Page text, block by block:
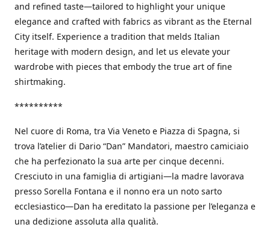
and refined taste—tailored to highlight your unique
elegance and crafted with fabrics as vibrant as the Eternal
City itself. Experience a tradition that melds Italian
heritage with modern design, and let us elevate your
wardrobe with pieces that embody the true art of fine
shirtmaking.
**********
Nel cuore di Roma, tra Via Veneto e Piazza di Spagna, si
trova l’atelier di Dario “Dan” Mandatori, maestro camiciaio
che ha perfezionato la sua arte per cinque decenni.
Cresciuto in una famiglia di artigiani—la madre lavorava
presso Sorella Fontana e il nonno era un noto sarto
ecclesiastico—Dan ha ereditato la passione per l’eleganza e
una dedizione assoluta alla qualità.